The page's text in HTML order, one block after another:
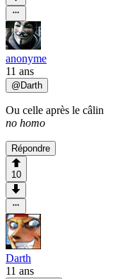
anonyme
11 ans
@ Darth
Ou celle après le câlin
no homo
Répondre
10
Darth
11 ans